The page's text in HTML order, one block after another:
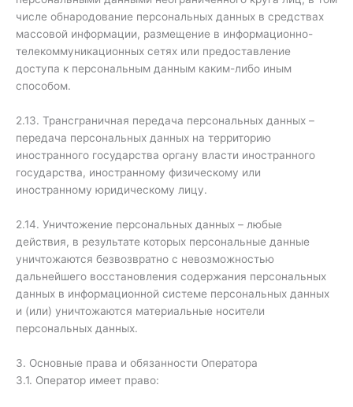
числе обнародование персональных данных в средствах
массовой информации, размещение в информационно-
телекоммуникационных сетях или предоставление
доступа к персональным данным каким-либо иным
способом.
2.13. Трансграничная передача персональных данных –
передача персональных данных на территорию
иностранного государства органу власти иностранного
государства, иностранному физическому или
иностранному юридическому лицу.
2.14. Уничтожение персональных данных – любые
действия, в результате которых персональные данные
уничтожаются безвозвратно с невозможностью
дальнейшего восстановления содержания персональных
данных в информационной системе персональных данных
и (или) уничтожаются материальные носители
персональных данных.
3. Основные права и обязанности Оператора
3.1. Оператор имеет право: